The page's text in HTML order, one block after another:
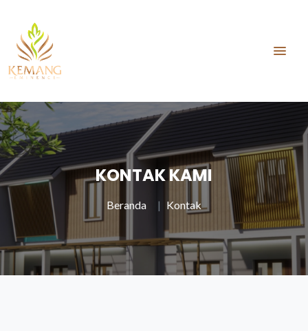
KONTAK KAMI
Beranda Kontak